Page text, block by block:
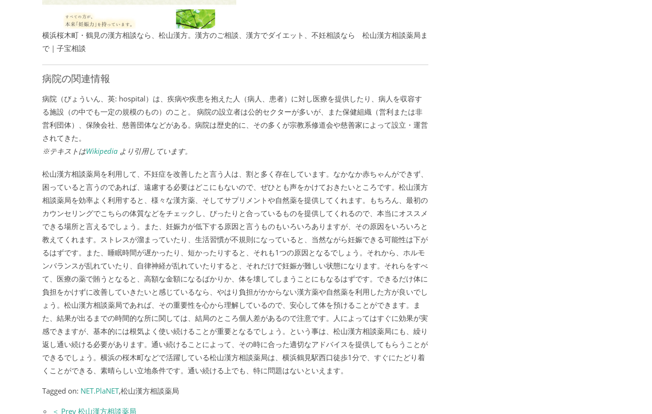
横浜桜木町・鶴見の漢方相談なら、松山漢方。漢方のご相談、漢方でダイエット、不妊相談なら 松山漢方相談薬局ま
で｜子宝相談
病院の関連情報
病院（びょういん、英: hospital）は、疾病や疾患を抱えた人（病人、患者）に対し医療を提供したり、病人を収容す
る施設（の中でも一定の規模のもの）のこと。 病院の設立者は公的セクターが多いが、また保健組織（営利または非
営利団体）、保険会社、慈善団体などがある。病院は歴史的に、その多くが宗教系修道会や慈善家によって設立・運営
されてきた。
※テキストはWikipedia より引用しています。
松山漢方相談薬局を利用して、不妊症を改善したと言う人は、割と多く存在しています。なかなか赤ちゃんができず、
困っていると言うのであれば、遠慮する必要はどこにもないので、ぜひとも声をかけておきたいところです。松山漢方
相談薬局を効率よく利用すると、様々な漢方薬、そしてサプリメントや自然薬を提供してくれます。もちろん、最初の
カウンセリングでこちらの体質などをチェックし、ぴったりと合っているものを提供してくれるので、本当にオススメ
できる場所と言えるでしょう。また、妊娠力が低下する原因と言うものもいろいろありますが、その原因をいろいろと
教えてくれます。ストレスが溜まっていたり、生活習慣が不規則になっていると、当然ながら妊娠できる可能性は下が
るはずです。また、睡眠時間が遅かったり、短かったりすると、それも1つの原因となるでしょう。それから、ホルモ
ンバランスが乱れていたり、自律神経が乱れていたりすると、それだけで妊娠が難しい状態になります。それらをすべ
て、医療の薬で賄うとなると、高額な金額になるばかりか、体を壊してしまうことにもなるはずです。できるだけ体に
負担をかけずに改善していきたいと感じているなら、やはり負担がかからない漢方薬や自然薬を利用した方が良いでし
ょう。松山漢方相談薬局であれば、その重要性を心から理解しているので、安心して体を預けることができます。ま
た、結果が出るまでの時間的な所に関しては、結局のところ個人差があるので注意です。人によってはすぐに効果が実
感できますが、基本的には根気よく使い続けることが重要となるでしょう。という事は、松山漢方相談薬局にも、繰り
返し通い続ける必要があります。通い続けることによって、その時に合った適切なアドバイスを提供してもらうことが
できるでしょう。横浜の桜木町などで活躍している松山漢方相談薬局は、横浜鶴見駅西口徒歩1分で、すぐにたどり着
くことができる、素晴らしい立地条件です。通い続ける上でも、特に問題はないといえます。
Tagged on: NET.PlaNET,松山漢方相談薬局
＜ Prev 松山漢方相談薬局